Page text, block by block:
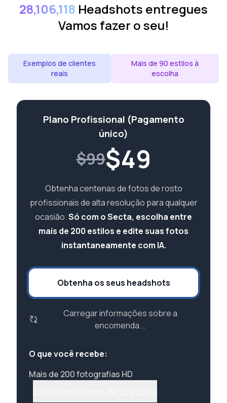
28,106,118 Headshots entregues
Vamos fazer o seu!
Exemplos de clientes
reais
Mais de 90 estilos à
escolha
Plano Profissional (Pagamento
único)
$99$49
Obtenha centenas de fotos de rosto
profissionais de alta resolução para qualquer
ocasião.Só com o Secta, escolha entre
mais de 200 estilos e edite suas fotos
instantaneamente com IA.
Obtenha os seus headshots
Carregar informações sobre a
encomenda...
O que você recebe:
Mais de 200 fotografias HD